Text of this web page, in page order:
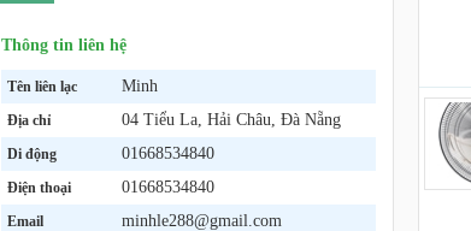
Thông tin liên hệ
Tên liên lạc Minh
Địa chỉ 04 Tiểu La, Hải Châu, Đà Nẵng
Di động 01668534840
Điện thoại 01668534840
Email minhle288@gmail.com